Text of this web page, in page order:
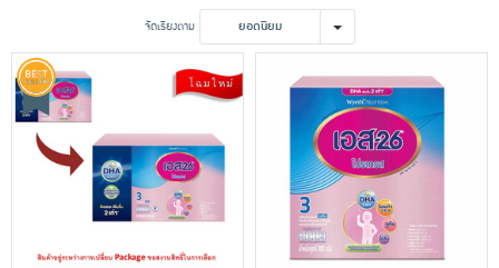
เครื่องปรุงรสและของแห้ง
ขนมขบเคี้ยว และช็อคโกแลต
อาหารสด ผัก ผลไม้และเบเกอรี่
จัดเรียงตาม ยอดนิยม